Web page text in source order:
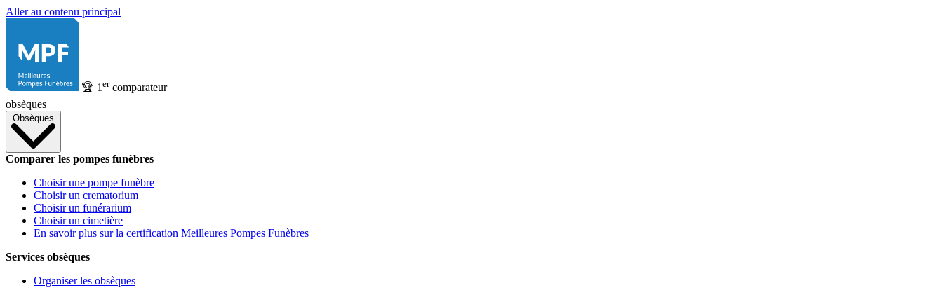
Aller au contenu principal
🏆 1 ercomparateur
obsèques
Obsèques
Comparer les pompes funèbres
Choisir une pompe funèbre
Choisir un crematorium
Choisir un funérarium
Choisir un cimetière
En savoir plus sur la certification Meilleures Pompes Funèbres
Services obsèques
Organiser les obsèques